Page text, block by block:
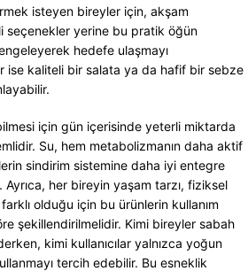
isteyen bireyler için, akşam
seçenekler yerine bu pratik öğün
hedefe ulaşmayı
ise kaliteli bir salata ya da hafif bir sebze
için gün içerisinde yeterli miktarda
Su, hem metabolizmanın daha aktif
sindirim sistemine daha iyi entegre
Ayrıca, her bireyin yaşam tarzı, fiziksel
olduğu için bu ürünlerin kullanım
şekillendirilmelidir. Kimi bireyler sabah
kimi kullanıcılar yalnızca yoğun
tercih edebilir. Bu esneklik